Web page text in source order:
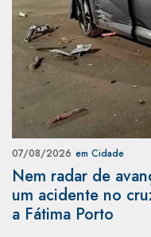
07/08/2026 em Cidade
Nem radar de
um acidente no
a Fátima Porto